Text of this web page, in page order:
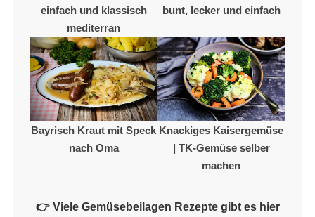
einfach und klassisch
mediterran
bunt, lecker und einfach
Bayrisch Kraut mit Speck
nach Oma
Knackiges Kaisergemüse
| TK-Gemüse selber
machen
👉 Viele Gemüsebeilagen Rezepte gibt es hier